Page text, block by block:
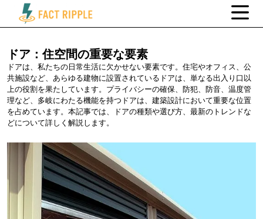
ドア：住空間の重要な要素
ドアは、私たちの日常生活に欠かせない要素です。住宅やオフィス、公
共施設など、あらゆる建物に設置されているドアは、単なる出入り口以
上の役割を果たしています。プライバシーの確保、防犯、防音、温度管
理など、多岐にわたる機能を持つドアは、建築設計において重要な位置
を占めています。本記事では、ドアの種類や選び方、最新のトレンドな
どについて詳しく解説します。